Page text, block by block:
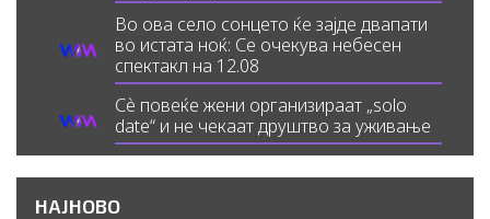
Во ова село сонцето ќе зајде двапати
во истата ноќ: Се очекува небесен
спектакл на 12.08
Сè повеќе жени организираат „solo
date“ и не чекаат друштво за уживање
НАЈНОВО